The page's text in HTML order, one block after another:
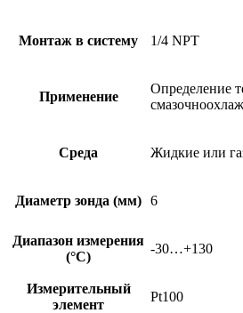
Монтаж в систему 1/4 NPT
Применение
Определение
Среда Жидкие или
Диаметр зонда (мм) 6
Диапазон измерения
(°C)
-30…+130
Измерительный
элемент
Pt100